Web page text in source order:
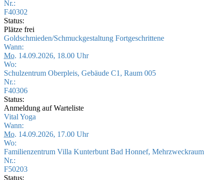
Nr.:
F40302
Status:
Plätze frei
Goldschmieden/Schmuckgestaltung Fortgeschrittene
Wann:
Mo. 14.09.2026, 18.00 Uhr
Wo:
Schulzentrum Oberpleis, Gebäude C1, Raum 005
Nr.:
F40306
Status:
Anmeldung auf Warteliste
Vital Yoga
Wann:
Mo. 14.09.2026, 17.00 Uhr
Wo:
Familienzentrum Villa Kunterbunt Bad Honnef, Mehrzweckraum
Nr.:
F50203
Status: